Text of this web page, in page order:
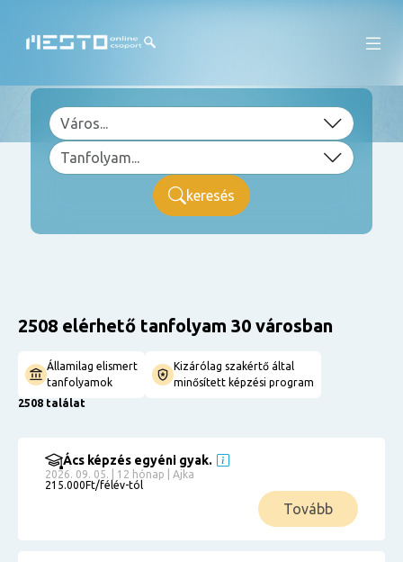
keresés
2508 elérhető tanfolyam 30 városban
Államilag elismert
tanfolyamok
Kizárólag szakértő által
minősített képzési program
2508 találat
Ács képzés egyéni gyak.
2026. 09. 05. | 12 hónap | Ajka
215.000Ft/félév-tól
Tovább